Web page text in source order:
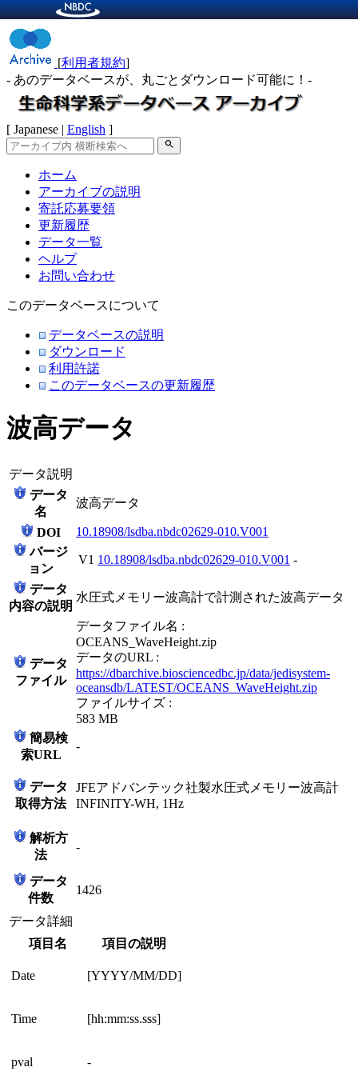
[利用者規約]
- あのデータベースが、丸ごとダウンロード可能に！-
[ Japanese | English ]
search
ホーム
アーカイブの説明
寄託応募要領
更新履歴
データ一覧
ヘルプ
お問い合わせ
このデータベースについて
データベースの説明
ダウンロード
利用許諾
このデータベースの更新履歴
波高データ
データ説明
データ
名
波高データ
DOI
10.18908/lsdba.nbdc02629-010.V001
バージ
ョン
V1 10.18908/lsdba.nbdc02629-010.V001 -
データ
内容の説明
水圧式メモリー波高計で計測された波高データ
データ
ファイル
データファイル名 :
OCEANS_WaveHeight.zip
データのURL :
https://dbarchive.biosciencedbc.jp/data/jedisystem-
oceansdb/LATEST/OCEANS_WaveHeight.zip
ファイルサイズ :
583 MB
簡易検
索URL
-
データ
取得方法
JFEアドバンテック社製水圧式メモリー波高計
INFINITY-WH, 1Hz
解析方
法
-
データ
件数
1426
データ詳細
項目名
項目の説明
Date [YYYY/MM/DD]
Time [hh:mm:ss.sss]
pval -